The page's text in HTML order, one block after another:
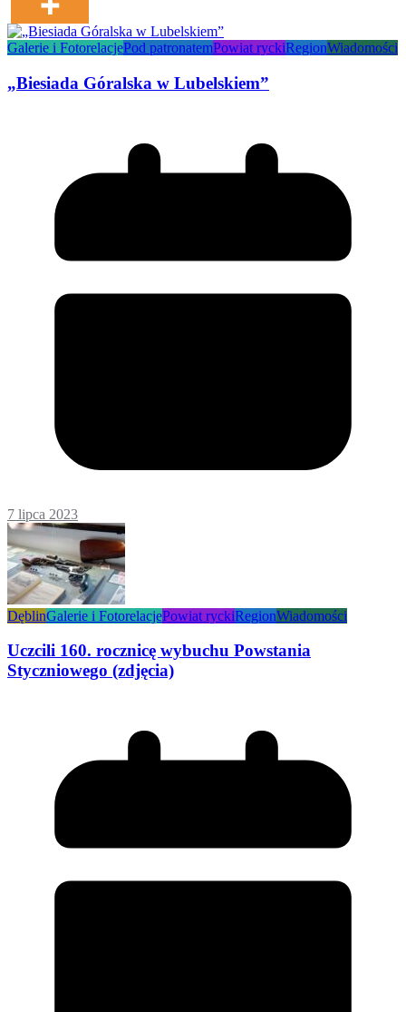
Galerie i FotorelacjePod patronatemPowiat ryckiRegionWiadomości
„Biesiada Góralska w Lubelskiem”
7 lipca 2023
DęblinGalerie i FotorelacjePowiat ryckiRegionWiadomości
Uczcili 160. rocznicę wybuchu Powstania
Styczniowego (zdjęcia)